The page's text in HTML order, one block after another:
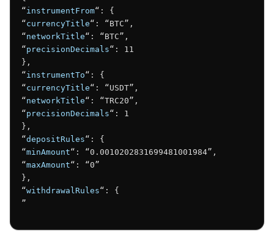
“instrumentFrom“: {
“currencyTitle“: “BTC”,
“networkTitle“: “BTC”,
“precisionDecimals“: 11
},
“instrumentTo“: {
“currencyTitle“: “USDT”,
“networkTitle“: “TRC20”,
“precisionDecimals“: 1
},
“depositRules“: {
“minAmount“: “0.0010202831699481001984”,
“maxAmount“: “0”
},
“withdrawalRules“: {
”